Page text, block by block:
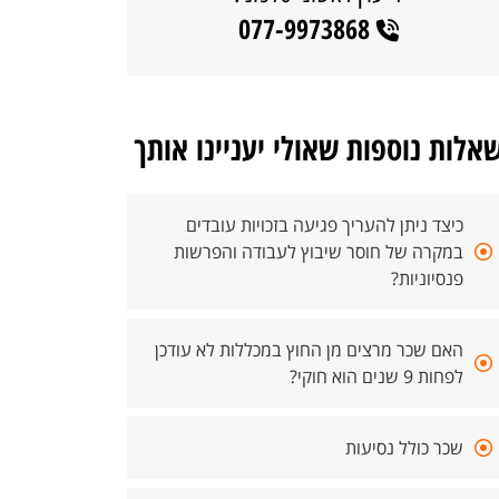
077-9973868
נוספות שאולי יעניינו אותך
כיצד ניתן להעריך פגיעה בזכויות עובדים
במקרה של חוסר שיבוץ לעבודה והפרשות
פנסיוניות?
האם שכר מרצים מן החוץ במכללות לא עודכן
לפחות 9 שנים הוא חוקי?
שכר כולל נסיעות